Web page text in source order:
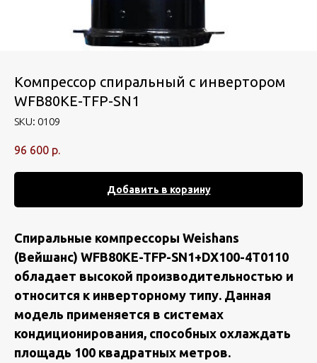
Компрессор спиральный с инвертором
WFB80KE-TFP-SN1
SKU: 0109
96 600 р.
Добавить в корзину
Спиральные компрессоры Weishans
(Вейшанс) WFB80KE-TFP-SN1+DX100-4T0110
обладает высокой производительностью и
относится к инверторному типу. Данная
модель применяется в системах
кондиционирования, способных охлаждать
площадь 100 квадратных метров.